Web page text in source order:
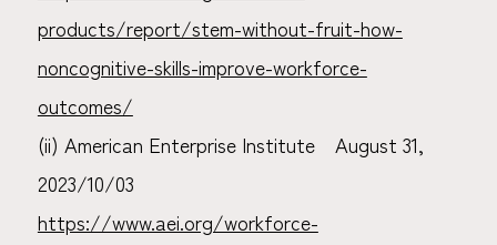
products/report/stem-without-fruit-how-
noncognitive-skills-improve-workforce-
outcomes/
(ii) American Enterprise Institute August 31,
2023/10/03
https://www.aei.org/workforce-